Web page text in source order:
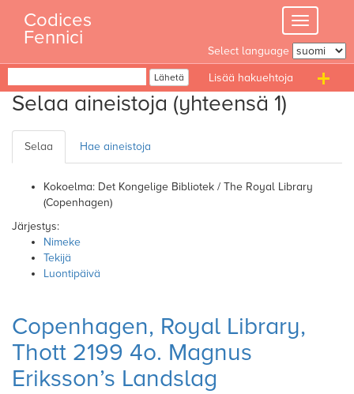
content
Toggle
navigation
Codices
Fennici
Select language
Lähetä
Selaa aineistoja (yhteensä 1)
Selaa Hae aineistoja
Kokoelma: Det Kongelige Bibliotek / The Royal Library
(Copenhagen)
Järjestys:
Nimeke
Tekijä
Luontipäivä
Copenhagen, Royal Library,
Thott 2199 4o. Magnus
Eriksson’s Landslag